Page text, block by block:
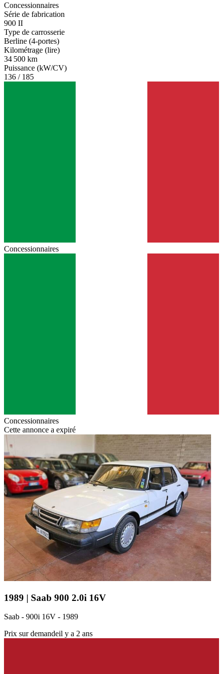
Concessionnaires
Série de fabrication
900 II
Type de carrosserie
Berline (4-portes)
Kilométrage (lire)
34 500 km
Puissance (kW/CV)
136 / 185
Concessionnaires
Concessionnaires
Cette annonce a expiré
1989 | Saab 900 2.0i 16V
Saab - 900i 16V - 1989
Prix sur demandeil y a 2 ans